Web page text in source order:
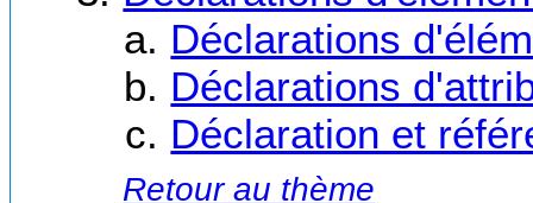
Déclarations
Déclarations
Déclaration et
Retour au thème